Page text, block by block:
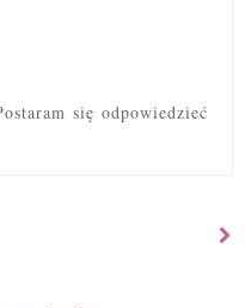
się odpowiedzieć